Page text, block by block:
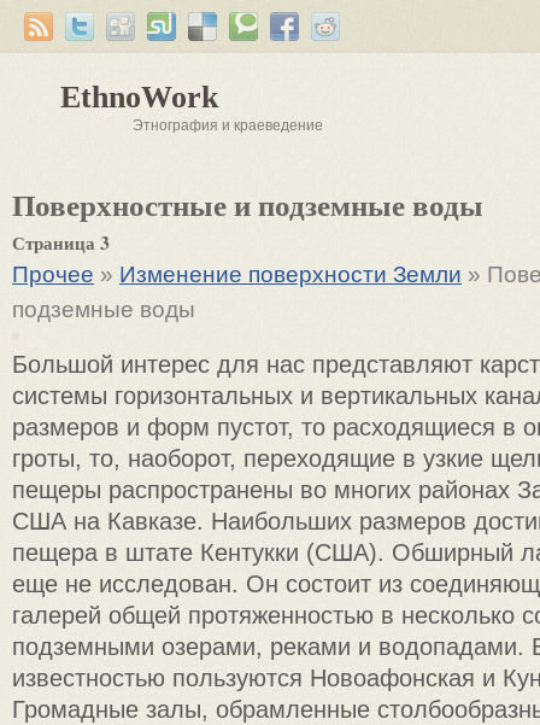
EthnoWork
Этнография и краеведение
Поверхностные и подземные воды
Страница 3
Прочее » Изменение поверхности Земли »
подземные воды
Большой интерес для нас представляют
системы горизонтальных и вертикальных
размеров и форм пустот, то расходящиеся в
гроты, то, наоборот, переходящие в узкие
пещеры распространены во многих районах
США на Кавказе. Наибольших размеров
пещера в штате Кентукки (США). Обширный
еще не исследован. Он состоит из
галерей общей протяженностью в несколько
подземными озерами, реками и водопадами.
известностью пользуются Новоафонская и
Громадные залы, обрамленные